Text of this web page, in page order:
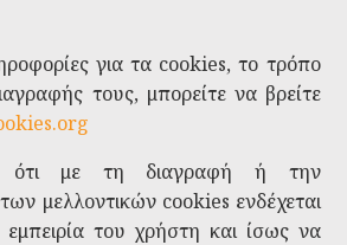
για τα cookies, το τρόπο
τους, μπορείτε να βρείτε
ότι με τη διαγραφή ή την
μελλοντικών cookies ενδέχεται
του χρήστη και ίσως να